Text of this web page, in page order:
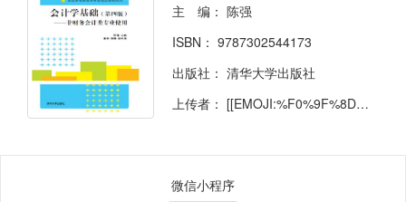
主 编： 陈强
ISBN： 9787302544173
出版社： 清华大学出版社
上传者： [[EMOJI:%F0%9F%8D%89]] 孙悟空
微信小程序